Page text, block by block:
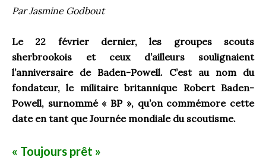
Par Jasmine Godbout
Le 22 février dernier, les groupes scouts
sherbrookois et ceux d’ailleurs soulignaient
l’anniversaire de Baden-Powell. C’est au nom du
fondateur, le militaire britannique Robert Baden-
Powell, surnommé « BP », qu’on commémore cette
date en tant que Journée mondiale du scoutisme.
« Toujours prêt »